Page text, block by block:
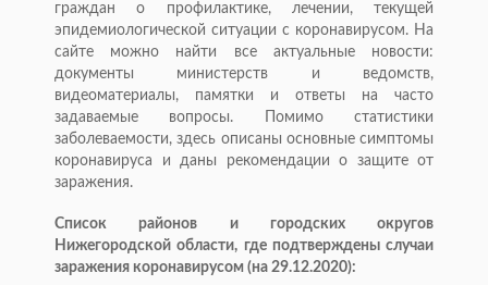
граждан о профилактике, лечении, текущей
эпидемиологической ситуации с коронавирусом. На
сайте можно найти все актуальные новости:
документы министерств и ведомств,
видеоматериалы, памятки и ответы на часто
задаваемые вопросы. Помимо статистики
заболеваемости, здесь описаны основные симптомы
коронавируса и даны рекомендации о защите от
заражения.
Список районов и городских округов
Нижегородской области, где подтверждены случаи
заражения коронавирусом (на 29.12.2020):